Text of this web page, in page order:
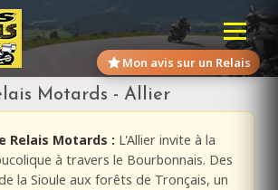
Mon avis sur un Relais
Motards - Allier
Relais Motards : L'Allier invite à la
à travers le Bourbonnais. Des
la Sioule aux forêts de Tronçais, un